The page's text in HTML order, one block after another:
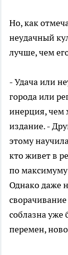
Но, как
неудачный
лучше, чем
- Удача или
города или
инерция, чем
издание. -
этому
кто живет в
по
Однако даже
соблазна уже
перемен,